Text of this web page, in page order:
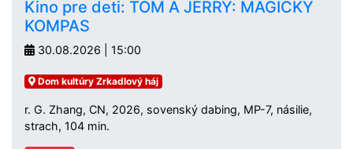
Kino pre deti: TOM A JERRY: MAGICKÝ
KOMPAS
30.08.2026 | 15:00
Dom kultúry Zrkadlový háj
r. G. Zhang, CN, 2026, sovenský dabing, MP-7, násilie,
strach, 104 min.